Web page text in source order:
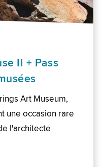
II + Pass
Art Museum,
une occasion rare
l'architecte